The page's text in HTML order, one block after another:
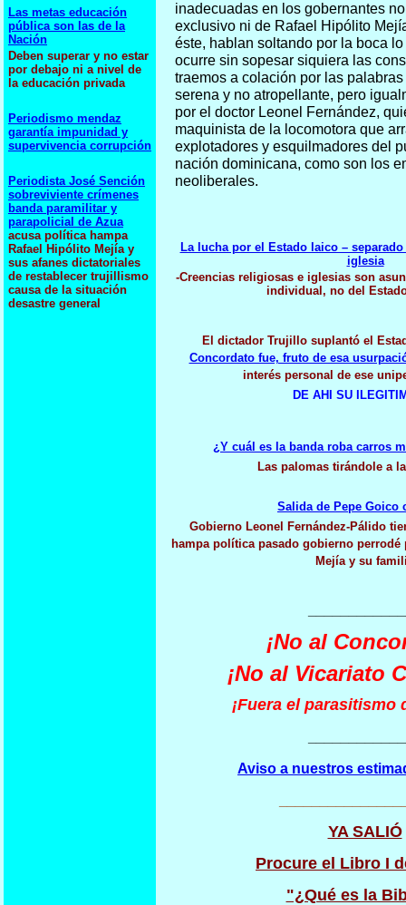
Las metas educación
pública son las de la
Nación
Deben superar y no estar
por debajo ni a nivel de
la educación privada
Periodismo mendaz
garantía impunidad y
supervivencia corrupción
Periodista José Sención
sobreviviente crímenes
banda paramilitar y
parapolicial de Azua
acusa política hampa
Rafael Hipólito Mejía y
sus afanes dictatoriales
de restablecer trujillismo
causa de la situación
desastre general
inadecuadas en los gobernantes
exclusivo ni de Rafael Hipólito
éste, hablan soltando por la boca
ocurre sin sopesar siquiera las
traemos a colación por las
serena y no atropellante, pero
por el doctor Leonel Fernández,
maquinista de la locomotora que
explotadores y esquilmadores del
nación dominicana, como son los
neoliberales.
La lucha por el Estado laico –
iglesia
-Creencias religiosas e iglesias son
individual, no del
El dictador Trujillo suplantó el
Concordato fue, fruto de esa
interés personal de ese
DE AHI SU
¿Y cuál es la banda roba carros
Las palomas tirándole a
Salida de Pepe Goico
Gobierno Leonel Fernández-Pálido
hampa política pasado gobierno perrodé
Mejía y su
¡No al
¡No al Vicariato
¡Fuera el parasitismo
Aviso a nuestros
YA SALIÓ
Procure el Libro I
"¿Qué es la